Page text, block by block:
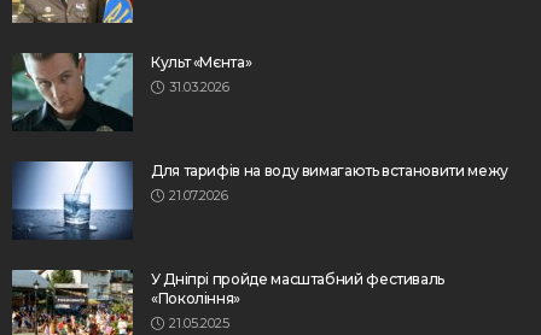
Культ «Мєнта»
31.03.2026
Для тарифів на воду вимагають встановити межу
21.07.2026
У Дніпрі пройде масштабний фестиваль
«Покоління»
21.05.2025